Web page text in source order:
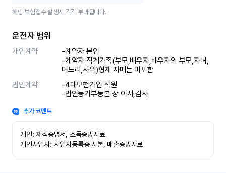
해당 보험접수 발생시 각각 부과됩니다.
운전자 범위
개인계약
-계약자 본인
-계약자 직계가족(부모,배우자,배우자의 부모,자녀,
며느리,사위)형제 자매는 미포함
법인계약
-4대보험가입 직원
-법인등기부등본 상 이사,감사
추가 코멘트
개인: 재직증명서, 소득증빙자료
개인사업자: 사업자등록증 사본, 매출증빙자료